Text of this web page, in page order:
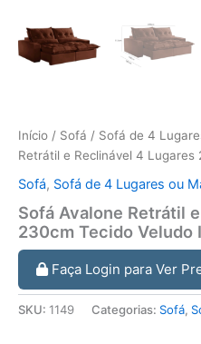
Início / Sofá / Sofá de 4
Retrátil e Reclinável 4 Lugares
Sofá, Sofá de 4 Lugares ou
Sofá Avalone Retrátil
230cm Tecido Veludo
Faça Login para Ver
SKU: 1149 Categorias: Sofá,